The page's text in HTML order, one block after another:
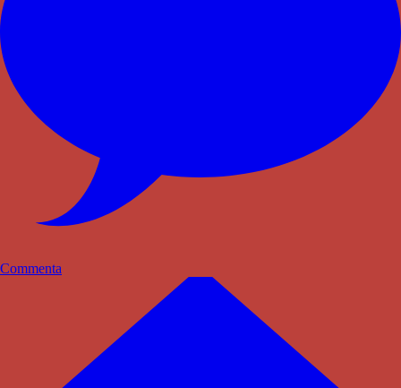
Commenta